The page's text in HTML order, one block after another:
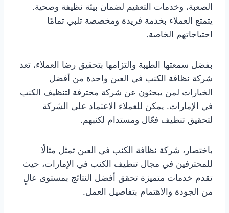
الصعبة، وخدمات التعقيم لضمان بيئة نظيفة وصحية.
يتمتع العملاء بخدمة فريدة ومخصصة تلبي تمامًا
احتياجاتهم الخاصة.
بفضل سمعتها الطيبة والتزامها بتحقيق رضا العملاء، تعد
شركة نظافة الكنب في العين واحدة من أفضل
الخيارات لمن يبحثون عن شركة محترفة لتنظيف الكنب
في الإمارات. يمكن للعملاء الاعتماد على الشركة
لتحقيق تنظيف فعّال ومستدام لكنبهم.
باختصار، شركة نظافة الكنب في العين تمثل مثالًا
للمحترفين في مجال تنظيف الكنب في الإمارات، حيث
تقدم خدمات متميزة تحقق أفضل النتائج بمستوى عالٍ
من الجودة والاهتمام بتفاصيل العمل.